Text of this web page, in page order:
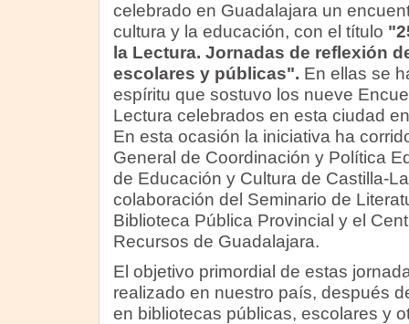
celebrado en Guadalajara un
cultura y la educación, con el título
la Lectura. Jornadas de reflexión
escolares y públicas". En ellas se
espíritu que sostuvo los nueve
Lectura celebrados en esta ciudad
En esta ocasión la iniciativa ha
General de Coordinación y Política
de Educación y Cultura de Castilla-
colaboración del Seminario de
Biblioteca Pública Provincial y el
Recursos de Guadalajara.
El objetivo primordial de estas
realizado en nuestro país, después
en bibliotecas públicas, escolares y